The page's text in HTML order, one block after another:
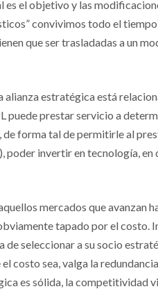
el objetivo y las
convivimos todo el
que ser trasladadas a un
estratégica está
puede prestar servicio a
forma tal de permitirle al
poder invertir en tecnología,
mercados que avanzan
tapado por el costo.
de seleccionar a su socio
costo sea, valga la
es sólida, la competitividad